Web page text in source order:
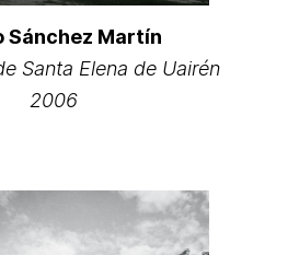
Sánchez Martín
Santa Elena de Uairén
2006